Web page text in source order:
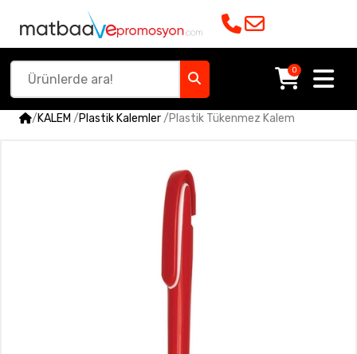
0
/KALEM /Plastik Kalemler/Plastik Tükenmez Kalem